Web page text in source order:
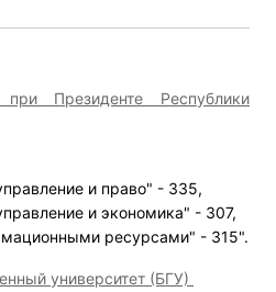
Президенте Республики
и право" - 335,
и экономика" - 307,
ресурсами" - 315".
университет (БГУ)